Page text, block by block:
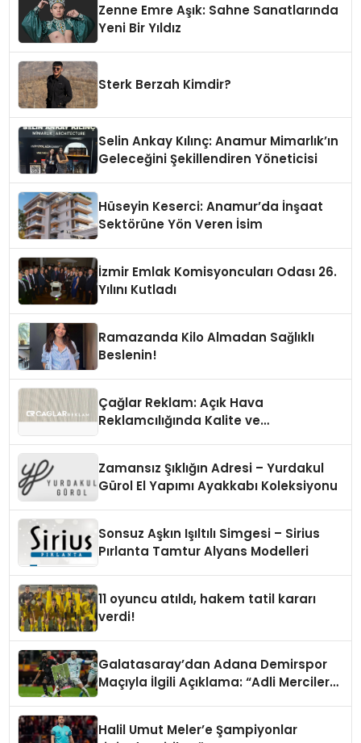
Zenne Emre Aşık: Sahne Sanatlarında
Yeni Bir Yıldız
Sterk Berzah Kimdir?
Selin Ankay Kılınç: Anamur Mimarlık’ın
Geleceğini Şekillendiren Yöneticisi
Hüseyin Keserci: Anamur’da İnşaat
Sektörüne Yön Veren İsim
İzmir Emlak Komisyoncuları Odası 26.
Yılını Kutladı
Ramazanda Kilo Almadan Sağlıklı
Beslenin!
Çağlar Reklam: Açık Hava
Reklamcılığında Kalite ve
Zamansız Şıklığın Adresi – Yurdakul
Gürol El Yapımı Ayakkabı Koleksiyonu
Sonsuz Aşkın Işıltılı Simgesi – Sirius
Pırlanta Tamtur Alyans Modelleri
11 oyuncu atıldı, hakem tatil kararı
verdi!
Galatasaray’dan Adana Demirspor
Maçıyla İlgili Açıklama: “Adli Mercilere
Halil Umut Meler’e Şampiyonlar